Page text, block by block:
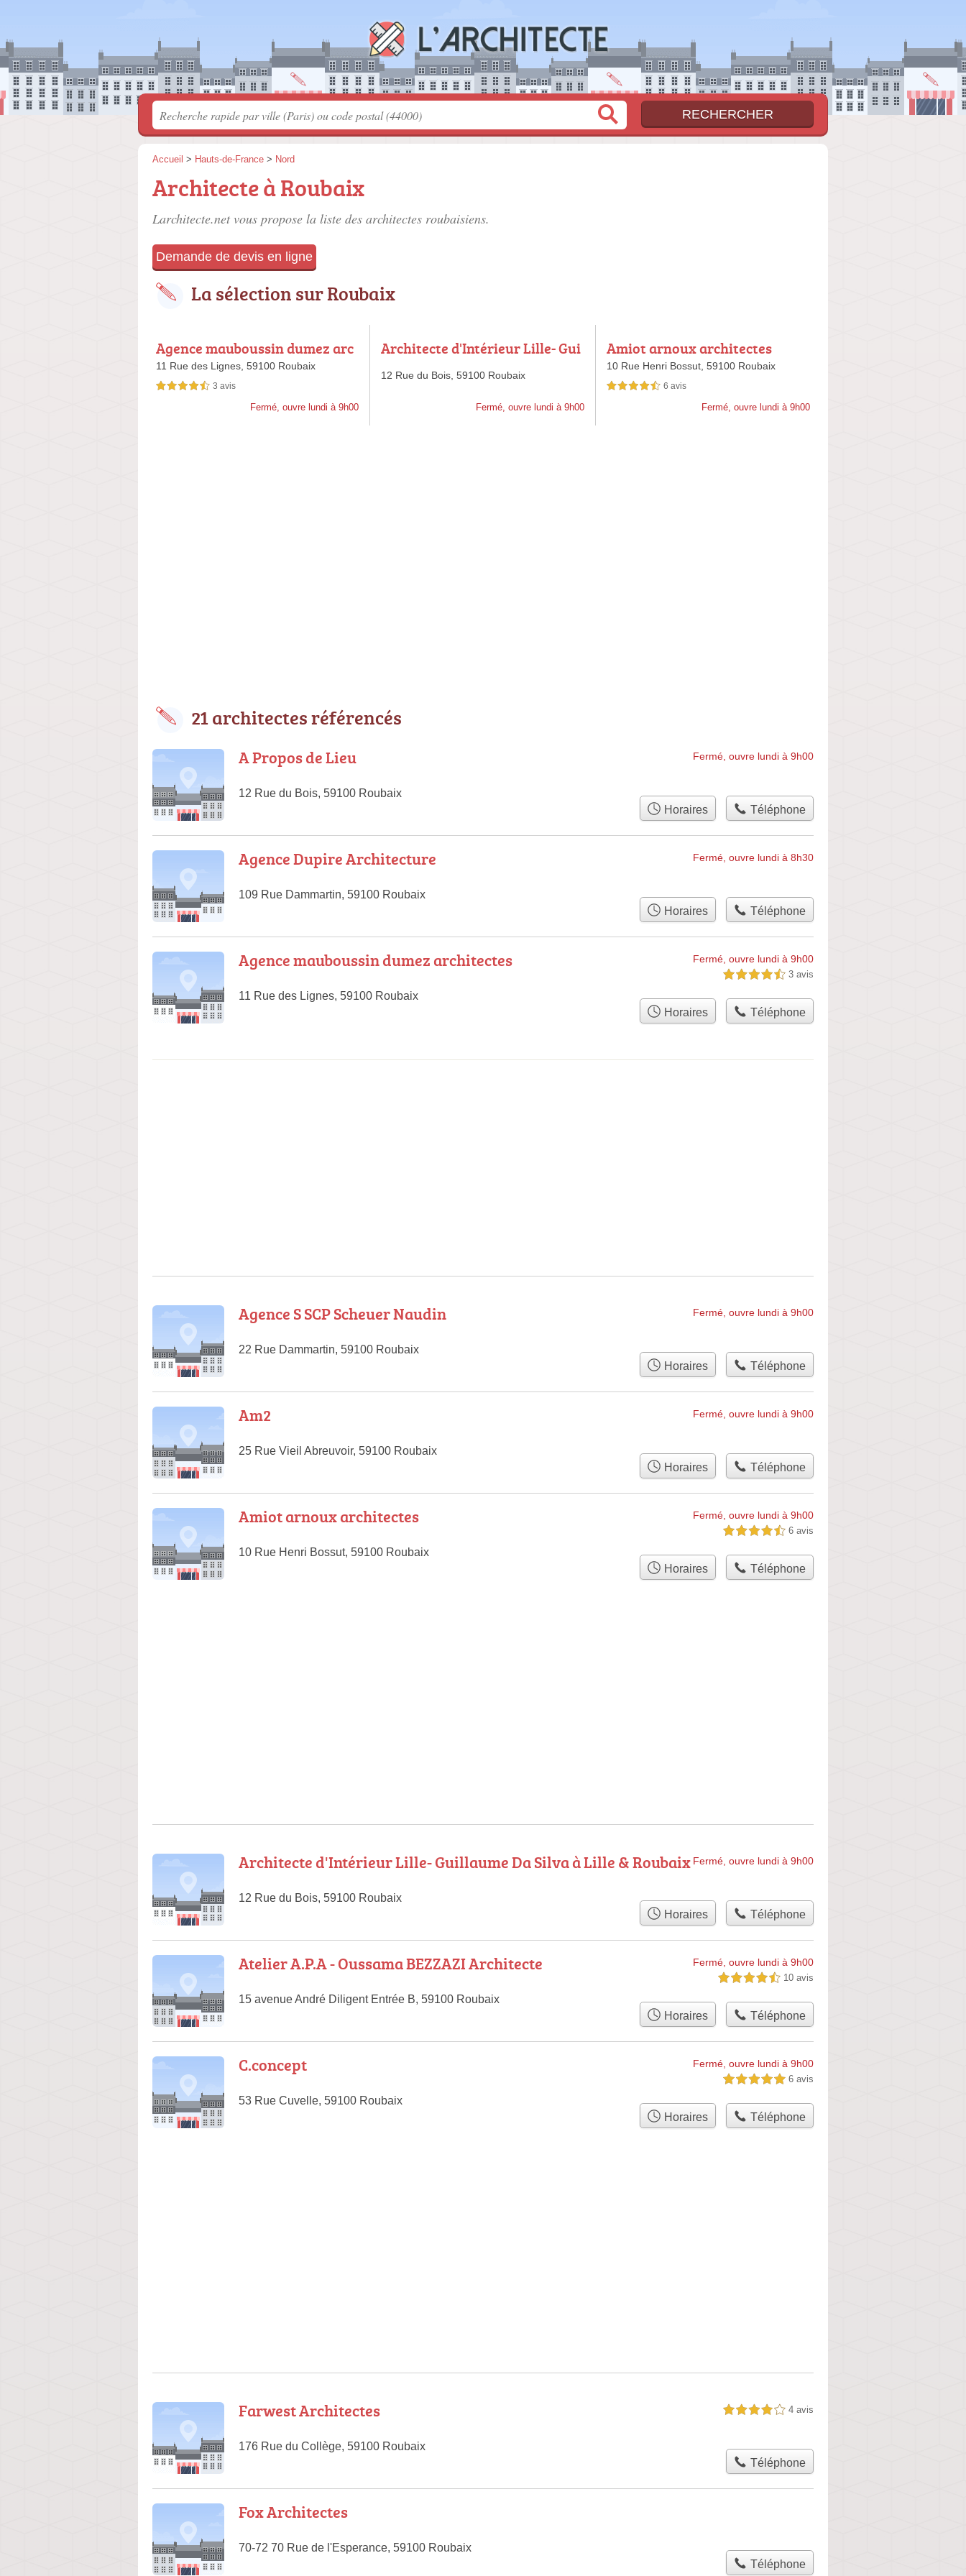
Accueil > Hauts-de-France > Nord
Architecte à Roubaix
Larchitecte.net vous propose la liste des architectes roubaisiens.
Demande de devis en ligne
La sélection sur Roubaix
Agence mauboussin dumez arc
hitectes
11 Rue des Lignes, 59100 Roubaix
4,5 étoiles sur 5 3 avis
Fermé, ouvre lundi à 9h00
Architecte d'Intérieur Lille- Gui
x
12 Rue du Bois,59100 Roubaix
Fermé, ouvre lundi à 9h00
Amiot arnoux architectes
10 Rue Henri Bossut, 59100 Roubaix
4,5 étoiles sur 5 6 avis
Fermé, ouvre lundi à 9h00
21 architectes référencés
A Propos de Lieu
12 Rue du Bois, 59100 Roubaix
Fermé, ouvre lundi à 9h00
Horaires Téléphone
Agence Dupire Architecture
109 Rue Dammartin, 59100 Roubaix
Fermé, ouvre lundi à 8h30
Horaires Téléphone
Agence mauboussin dumez architectes
11 Rue des Lignes, 59100 Roubaix
Fermé, ouvre lundi à 9h00
4,5 étoiles sur 5 3 avis
Horaires Téléphone
Agence S SCP Scheuer Naudin
22 Rue Dammartin, 59100 Roubaix
Fermé, ouvre lundi à 9h00
Horaires Téléphone
Am2
25 Rue Vieil Abreuvoir, 59100 Roubaix
Fermé, ouvre lundi à 9h00
Horaires Téléphone
Amiot arnoux architectes
10 Rue Henri Bossut, 59100 Roubaix
Fermé, ouvre lundi à 9h00
4,5 étoiles sur 5 6 avis
Horaires Téléphone
Architecte d'Intérieur Lille- Guillaume Da Silva à Lille & Roubaix
12 Rue du Bois, 59100 Roubaix
Fermé, ouvre lundi à 9h00
Horaires Téléphone
Atelier A.P.A - Oussama BEZZAZI Architecte
15 avenue André Diligent Entrée B, 59100 Roubaix
Fermé, ouvre lundi à 9h00
4,5 étoiles sur 5 10 avis
Horaires Téléphone
C.concept
53 Rue Cuvelle, 59100 Roubaix
Fermé, ouvre lundi à 9h00
5,0 étoiles sur 5 6 avis
Horaires Téléphone
Farwest Architectes
176 Rue du Collège, 59100 Roubaix
4,0 étoiles sur 5 4 avis
Téléphone
Fox Architectes
70-72 70 Rue de l'Esperance, 59100 Roubaix
Téléphone